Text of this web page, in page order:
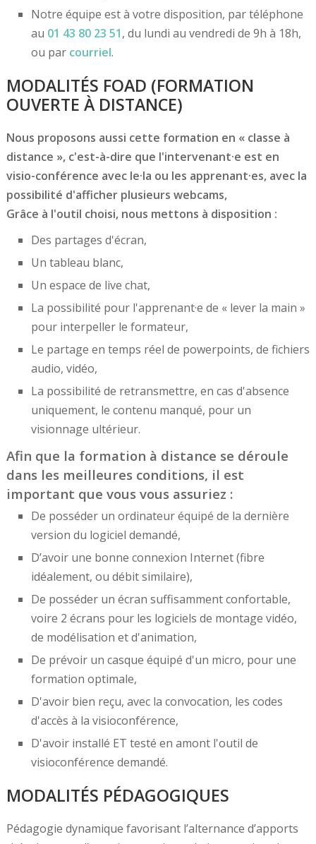
Notre équipe est à votre disposition, par téléphone
au 01 43 80 23 51, du lundi au vendredi de 9h à 18h,
ou par courriel.
MODALITÉS FOAD (FORMATION
OUVERTE À DISTANCE)
Nous proposons aussi cette formation en « classe à
distance », c'est-à-dire que l'intervenant·e est en
visio-conférence avec le·la ou les apprenant·es, avec la
possibilité d'afficher plusieurs webcams,
Grâce à l'outil choisi, nous mettons à disposition :
Des partages d'écran,
Un tableau blanc,
Un espace de live chat,
La possibilité pour l'apprenant·e de « lever la main »
pour interpeller le formateur,
Le partage en temps réel de powerpoints, de fichiers
audio, vidéo,
La possibilité de retransmettre, en cas d'absence
uniquement, le contenu manqué, pour un
visionnage ultérieur.
Afin que la formation à distance se déroule
dans les meilleures conditions, il est
important que vous vous assuriez :
De posséder un ordinateur équipé de la dernière
version du logiciel demandé,
D’avoir une bonne connexion Internet (fibre
idéalement, ou débit similaire),
De posséder un écran suffisamment confortable,
voire 2 écrans pour les logiciels de montage vidéo,
de modélisation et d'animation,
De prévoir un casque équipé d'un micro, pour une
formation optimale,
D'avoir bien reçu, avec la convocation, les codes
d'accès à la visioconférence,
D'avoir installé ET testé en amont l'outil de
visioconférence demandé.
MODALITÉS PÉDAGOGIQUES
Pédagogie dynamique favorisant l’alternance d’apports